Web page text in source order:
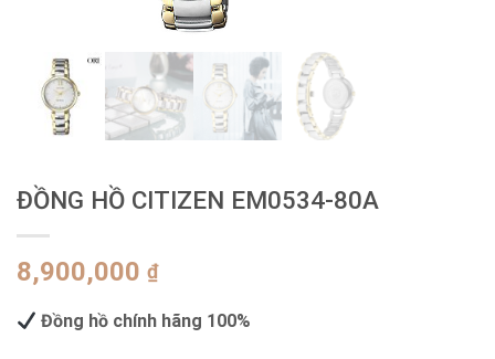
ĐỒNG HỒ CITIZEN EM0534-80A
8,900,000 ₫
Đồng hồ chính hãng 100%